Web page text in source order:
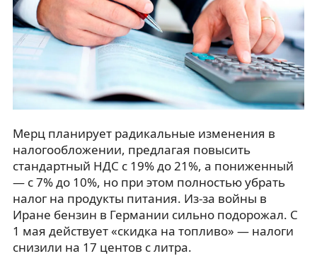
Мерц планирует радикальные изменения в
налогообложении, предлагая повысить
стандартный НДС с 19% до 21%, а пониженный
— с 7% до 10%, но при этом полностью убрать
налог на продукты питания. Из-за войны в
Иране бензин в Германии сильно подорожал. С
1 мая действует «скидка на топливо» — налоги
снизили на 17 центов с литра.